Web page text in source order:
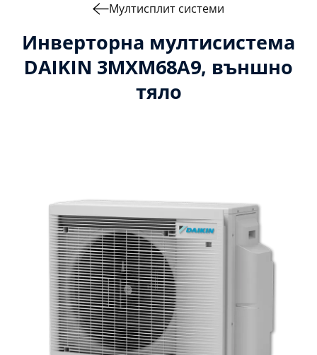
Инверторна мултисистема
DAIKIN 3MXM68A9, външно
тяло
Мултисплит системи